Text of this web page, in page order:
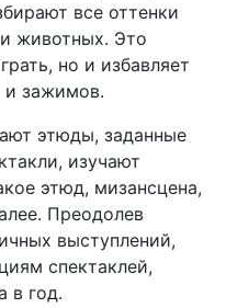
все оттенки
животных. Это
но и избавляет
и зажимов.
этюды, заданные
изучают
этюд, мизансцена,
Преодолев
выступлений,
спектаклей,
в год.